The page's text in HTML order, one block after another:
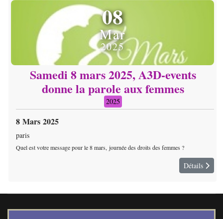
08
Mar
2025
Samedi 8 mars 2025, A3D-events
donne la parole aux femmes
2025
8 Mars 2025
paris
Quel est votre message pour le 8 mars, journée des droits des femmes ?
Détails